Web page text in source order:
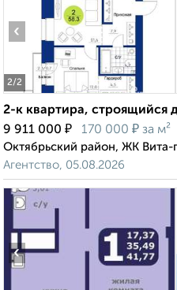
2/2
‹
2-к квартира, строящийся
9 911 000 ₽ 170 000 ₽ за м²
Октябрьский район, ЖК Вита-
Агентство, 05.08.2026
‹